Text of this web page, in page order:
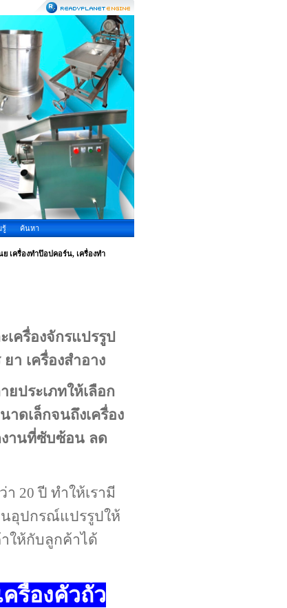
รู้
ค้นหา
เครื่องทำป๊อปคอร์น, เครื่องทำ
ครื่องจักรแปรรูป
า เครื่องสำอาง
ประเภทให้เลือก
ดเล็กจนถึงเครื่อง
านที่ซับซ้อน ลด
20 ปี ทำให้เรามี
อุปกรณ์แปรรูปให้
ให้กับลูกค้าได้
รื่องคั่วถั่ว